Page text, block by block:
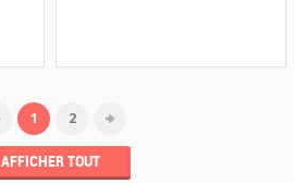
1 2
AFFICHER TOUT